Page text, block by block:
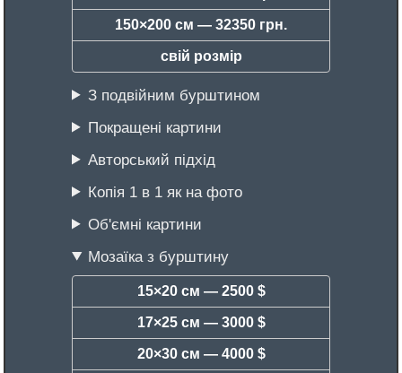
150×200 см — 32350 грн.
свій розмір
З подвійним бурштином
Покращені картини
Авторський підхід
Копія 1 в 1 як на фото
Об'ємні картини
Мозаїка з бурштину
15×20 см — 2500 $
17×25 см — 3000 $
20×30 см — 4000 $